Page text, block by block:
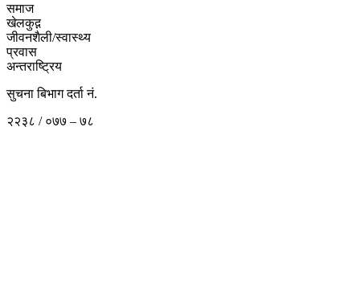
समाज
खेलकुद़़
जीवनशैली/स्वास्थ्य
प्रवास
अन्तराष्ट्रिय
सुचना बिभाग दर्ता नं.
२२३८ / ०७७ – ७८